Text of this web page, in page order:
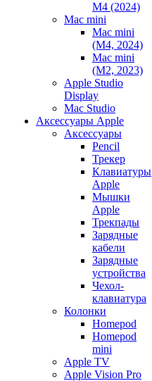
M4 (2024)
Mac mini
Mac mini
(M4, 2024)
Mac mini
(M2, 2023)
Apple Studio
Display
Mac Studio
Аксессуары Apple
Аксессуары
Pencil
Трекер
Клавиатуры
Apple
Мышки
Apple
Трекпады
Зарядные
кабели
Зарядные
устройства
Чехол-
клавиатура
Колонки
Homepod
Homepod
mini
Apple TV
Apple Vision Pro